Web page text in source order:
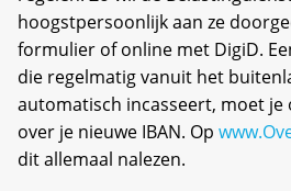
hoogstpersoonlijk aan ze
formulier of online met DigiD.
die regelmatig vanuit het
automatisch incasseert, moet je
over je nieuwe IBAN. Op
dit allemaal nalezen.